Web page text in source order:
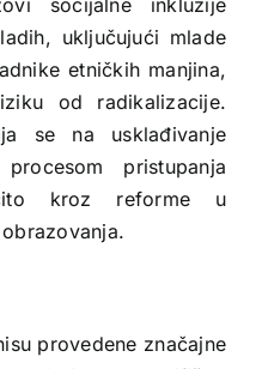
socijalne inkluzije
uključujući mlade
etničkih manjina,
od radikalizacije.
se na usklađivanje
pristupanja
kroz reforme u
provedene značajne